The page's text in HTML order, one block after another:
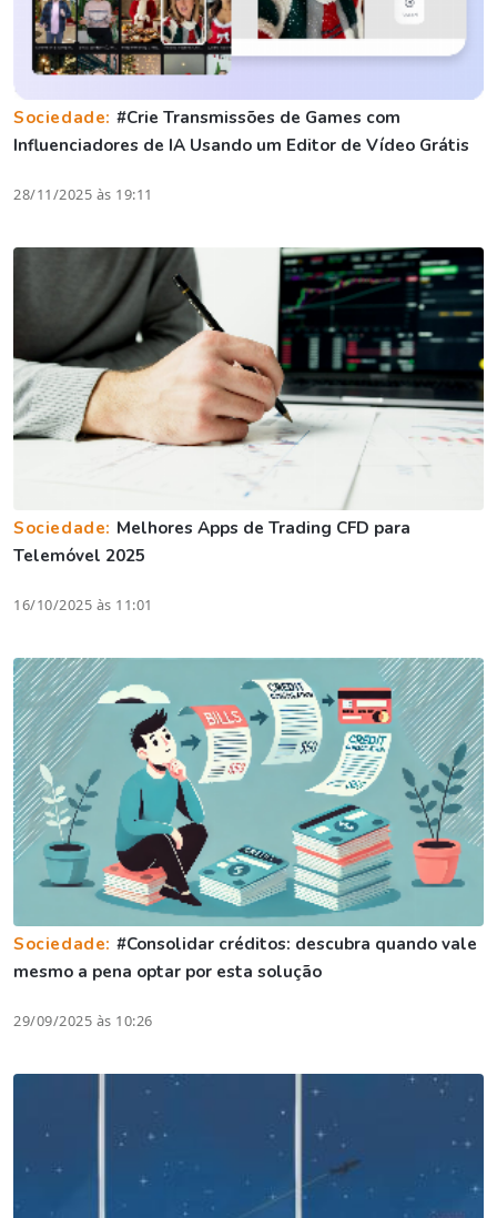
Sociedade: #Crie Transmissões de Games com
Influenciadores de IA Usando um Editor de Vídeo Grátis
28/11/2025 às 19:11
Sociedade: Melhores Apps de Trading CFD para
Telemóvel 2025
16/10/2025 às 11:01
Sociedade: #Consolidar créditos: descubra quando vale
mesmo a pena optar por esta solução
29/09/2025 às 10:26